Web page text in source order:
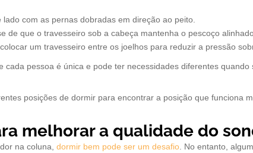
lado com as pernas dobradas em direção ao peito.
de que o travesseiro sob a cabeça mantenha o pescoço
um travesseiro entre os joelhos para reduzir a pressão
cada pessoa é única e pode ter necessidades diferentes
posições de dormir para encontrar a posição que funciona
melhorar a qualidade do
na coluna, dormir bem pode ser um desafio . No entanto,